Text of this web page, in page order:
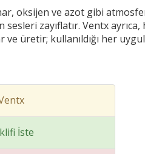
oksijen ve azot gibi
zayıflatır. Ventx
üretir; kullanıldığı her
İste